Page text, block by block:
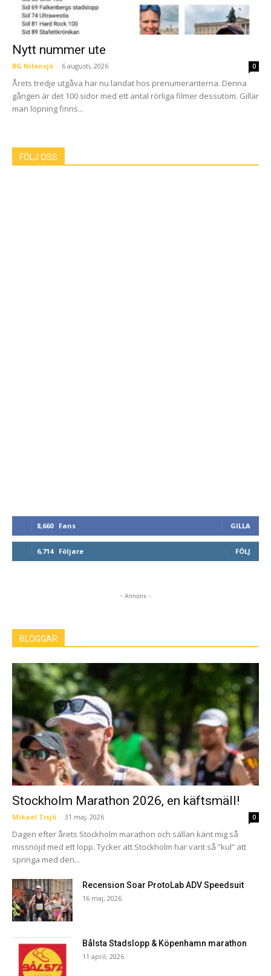
Nytt nummer ute
BG Nilensjö - 6 augusti, 2026 0
Årets tredje utgåva har nu landat hos prenumeranterna. Denna
gången är det 100 sidor med ett antal rörliga filmer dessutom. Gillar
man löpning finns...
FÖLJ OSS
8,660 Fans GILLA
6,714 Följare FÖLJ
- Annons -
BLOGGAR
Stockholm Marathon 2026, en käftsmäll!
Mikael Tisjö - 31 maj, 2026 0
Dagen efter årets Stockholm marathon och sällan känt mig så
missnöjd med ett lopp. Tycker att Stockholm har varit så ”kul” att
springa med den...
Recension Soar ProtoLab ADV Speedsuit
16 maj, 2026
Bålsta Stadslopp & Köpenhamn marathon
11 april, 2026